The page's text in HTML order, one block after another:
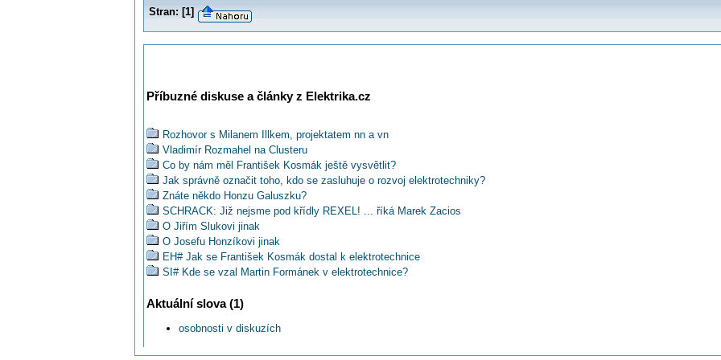
Stran: [1]
Příbuzné diskuse a články z Elektrika.cz
Rozhovor s Milanem Illkem, projektatem nn a vn
Vladimír Rozmahel na Clusteru
Co by nám měl František Kosmák ještě vysvětlit?
Jak správně označit toho, kdo se zasluhuje o rozvoj elektrotechniky?
Znáte někdo Honzu Galuszku?
SCHRACK: Již nejsme pod křídly REXEL! ... říká Marek Zacios
O Jiřím Slukovi jinak
O Josefu Honzíkovi jinak
EH# Jak se František Kosmák dostal k elektrotechnice
SI# Kde se vzal Martin Formánek v elektrotechnice?
Pavel Horský rumunského elektrikáře klidně zaměstná!
SI# Jaká je elektrotechnická historie Viktora Strouhala?
Aktuální slova (1)
osobnosti v diskuzích